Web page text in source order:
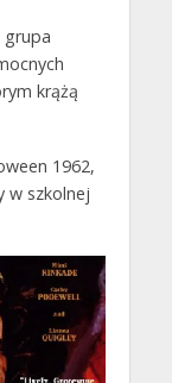
grupa
krążą
1962,
w szkolnej